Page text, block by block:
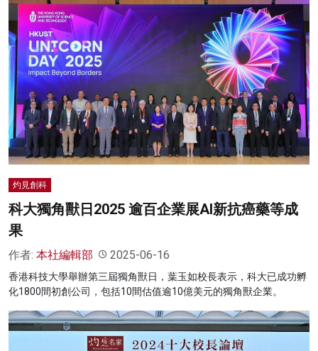
灼見創科
科大獨角獸日2025 逾百企業展AI新抗癌藥等成
果
作者: 本社編輯部 2025-06-16
香港科技大學舉辦第三屆獨角獸日，葉玉如校長表示，科大已成功孵
化1800間初創公司，包括10間估值逾10億美元的獨角獸企業。